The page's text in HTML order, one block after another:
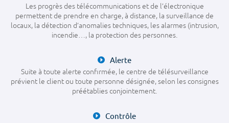
Les progrès des télécommunications et de l’électronique
permettent de prendre en charge, à distance, la surveillance de
locaux, la détection d’anomalies techniques, les alarmes (intrusion,
incendie…, la protection des personnes.
Alerte
Suite à toute alerte confirmée, le centre de télésurveillance
prévient le client ou toute personne désignée, selon les consignes
préétablies conjointement.
Contrôle